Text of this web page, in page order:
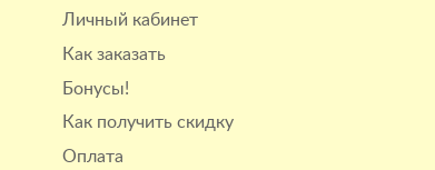
Личный кабинет
Как заказать
Бонусы!
Как получить скидку
Оплата